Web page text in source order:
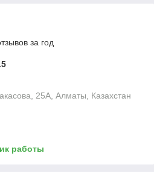
за год
25А, Алматы, Казахстан
работы